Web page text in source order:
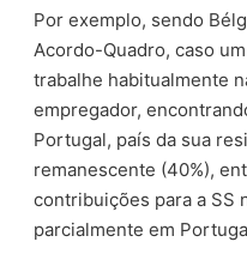
Por exemplo, sendo
Acordo-Quadro, caso
trabalhe habitualmente
empregador,
Portugal, país da sua
remanescente (40%),
contribuições para a SS
parcialmente em